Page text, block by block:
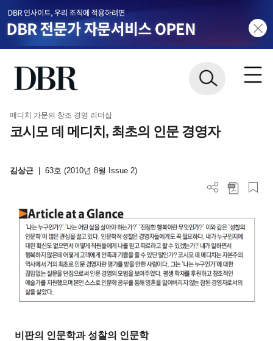
메디치 가문의 창조 경영 리더십
코시모 데 메디치, 최초의 인문 경영자
김상근 63호 (2010년 8월 Issue 2)
비판의 인문학과 성찰의 인문학